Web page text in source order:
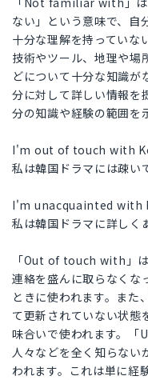
ない」という意味で、自
十分な理解を持っていな
技術やツール、地理や場
どについて十分な知識が
分に対して詳しい情報を
分の知識や経験の範囲を
I'm out of touch with
私は韓国ドラマには疎い
I'm unacquainted with
私は韓国ドラマに詳しく
「Out of touch with」
連絡を盛んに取らなくな
ときに使われます。また
て更新されていない状態
味合いで使われます。
人々などを全く知らない
われます。これは単に経